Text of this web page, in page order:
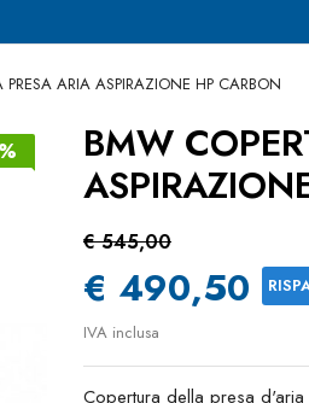
PRESA ARIA ASPIRAZIONE HP CARBON
BMW
€ 545,00
€ 490,50
IVA inclusa
Copertura della presa